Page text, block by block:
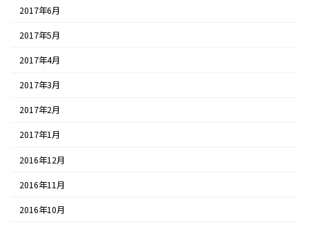
2017年6月
2017年5月
2017年4月
2017年3月
2017年2月
2017年1月
2016年12月
2016年11月
2016年10月